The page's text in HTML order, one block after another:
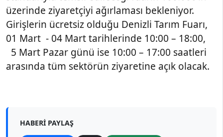
üzerinde ziyaretçiyi ağırlaması bekleniyor.
Girişlerin ücretsiz olduğu Denizli Tarım Fuarı,
01 Mart - 04 Mart tarihlerinde 10:00 – 18:00,
5 Mart Pazar günü ise 10:00 – 17:00 saatleri
arasında tüm sektörün ziyaretine açık olacak.
HABERI PAYLAŞ